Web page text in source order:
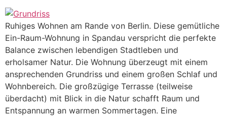
Ruhiges Wohnen am Rande von Berlin. Diese gemütliche
Ein-Raum-Wohnung in Spandau verspricht die perfekte
Balance zwischen lebendigen Stadtleben und
erholsamer Natur. Die Wohnung überzeugt mit einem
ansprechenden Grundriss und einem großen Schlaf und
Wohnbereich. Die großzügige Terrasse (teilweise
überdacht) mit Blick in die Natur schafft Raum und
Entspannung an warmen Sommertagen. Eine